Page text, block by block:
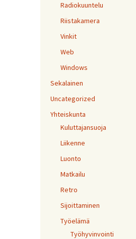
Radiokuuntelu
Riistakamera
Vinkit
Web
Windows
Sekalainen
Uncategorized
Yhteiskunta
Kuluttajansuoja
Liikenne
Luonto
Matkailu
Retro
Sijoittaminen
Työelämä
Työhyvinvointi